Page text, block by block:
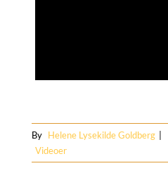
By Helene Lysekilde Goldberg
Videoer